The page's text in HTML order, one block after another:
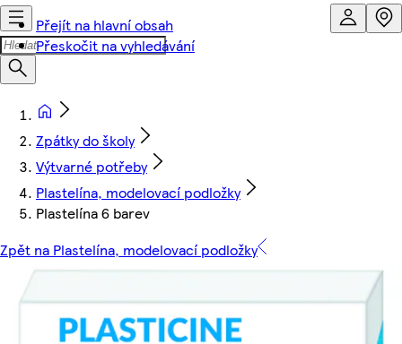
Přejít na hlavní obsah
Přeskočit na vyhledávání
Zpátky do školy
Výtvarné potřeby
Plastelína, modelovací podložky
Plastelína 6 barev
Zpět na Plastelína, modelovací podložky